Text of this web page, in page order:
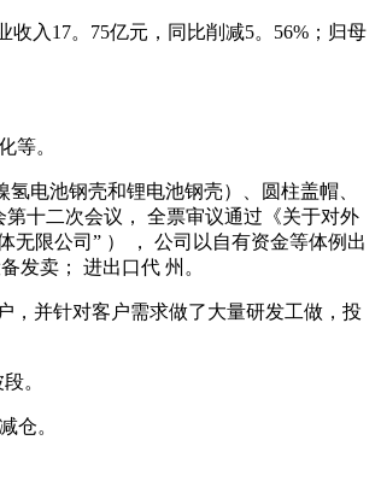
入17。75亿元，同比削减5。56%；归母
等。
电池钢壳和锂电池钢壳）、圆柱盖帽、
第十二次会议， 全票审议通过《关于对外
无限公司” ） ， 公司以自有资金等体例出
发卖； 进出口代 州。
并针对客户需求做了大量研发工做，投
。
仓。